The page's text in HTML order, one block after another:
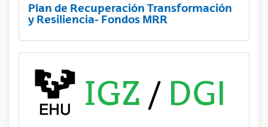
Plan de Recuperación Transformación
y Resiliencia- Fondos MRR